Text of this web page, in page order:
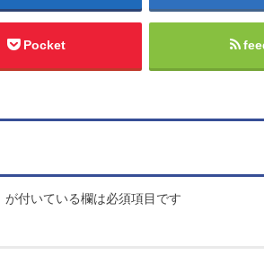
Pocket
が付いている欄は必須項目です